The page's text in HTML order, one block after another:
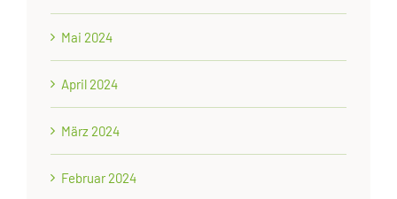
Mai 2024
April 2024
März 2024
Februar 2024